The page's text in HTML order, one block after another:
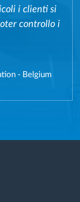
i clienti si
controllo i
- Belgium